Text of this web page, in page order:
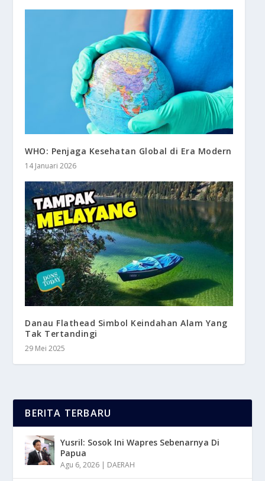
WHO: Penjaga Kesehatan Global di Era Modern
14 Januari 2026
Danau Flathead Simbol Keindahan Alam Yang
Tak Tertandingi
29 Mei 2025
BERITA TERBARU
Yusril: Sosok Ini Wapres Sebenarnya Di
Papua
Agu 6, 2026 | DAERAH